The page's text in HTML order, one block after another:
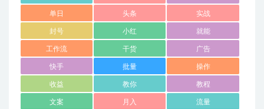
单日 头条 实战
封号 小红 就能
工作流 干货 广告
快手 批量 操作
收益 教你 教程
文案 月入 流量